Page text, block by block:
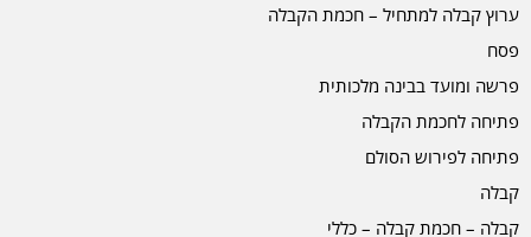
ערוץ קבלה למתחיל – חכמת הקבלה
פסח
פרשה ומועד בבינה מלכותית
פתיחה לחכמת הקבלה
פתיחה לפירוש הסולם
קבלה
קבלה – חכמת קבלה – כללי